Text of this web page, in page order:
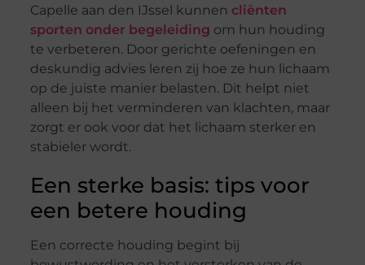
Capelle aan den IJssel kunnen cliënten
sporten onder begeleiding om hun houding
te verbeteren. Door gerichte oefeningen en
deskundig advies leren zij hoe ze hun lichaam
op de juiste manier belasten. Dit helpt niet
alleen bij het verminderen van klachten, maar
zorgt er ook voor dat het lichaam sterker en
stabieler wordt.
Een sterke basis: tips voor
een betere houding
Een correcte houding begint bij